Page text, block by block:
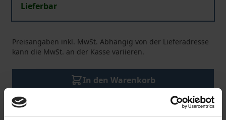
Lieferbar
Preisangaben inkl. MwSt. Abhängig von der Lieferadresse
kann die MwSt. an der Kasse variieren.
In den Warenkorb
Zur Wunschliste hinzufügen
Hinweise zu Versandkosten